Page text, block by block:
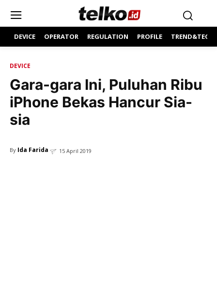
DEVICE OPERATOR REGULATION PROFILE
DEVICE
Gara-gara Ini, Puluhan Ribu
iPhone Bekas Hancur Sia-
sia
By Ida Farida 15 April 2019